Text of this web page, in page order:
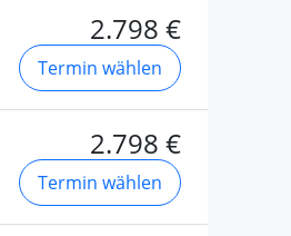
2.798 €
Termin wählen
2.798 €
Termin wählen